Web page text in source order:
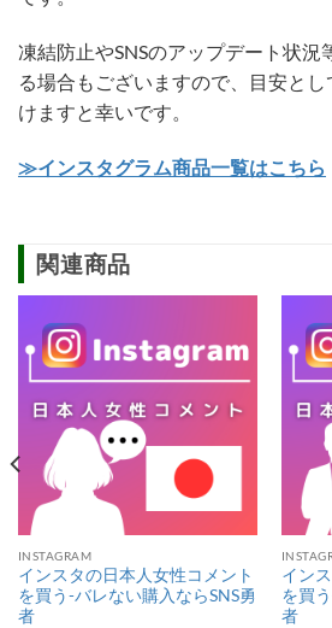
凍結防止やSNSのアップデート状況
る場合もございますので、目安と
けますと幸いです。
≫インスタグラム商品一覧はこちら
関連商品
INSTAGRAM
インスタの日本人女性コメント
を買う-バレない購入ならSNS勇
者
イン
を買
者